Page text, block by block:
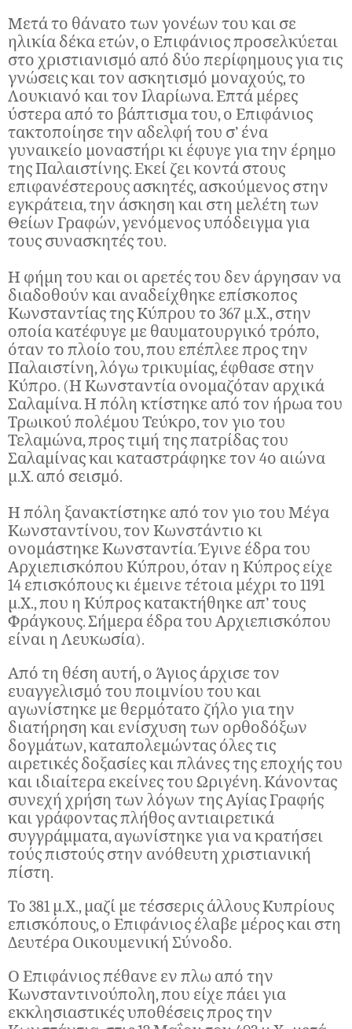
Μετά το θάνατο των γονέων του και σε
ηλικία δέκα ετών, ο Επιφάνιος προσελκύεται
στο χριστιανισμό από δύο περίφημους για τις
γνώσεις και τον ασκητισμό μοναχούς, το
Λουκιανό και τον Ιλαρίωνα. Επτά μέρες
ύστερα από το βάπτισμα του, ο Επιφάνιος
τακτοποίησε την αδελφή του σ’ ένα
γυναικείο μοναστήρι κι έφυγε για την έρημο
της Παλαιστίνης. Εκεί ζει κοντά στους
επιφανέστερους ασκητές, ασκούμενος στην
εγκράτεια, την άσκηση και στη μελέτη των
Θείων Γραφών, γενόμενος υπόδειγμα για
τους συνασκητές του.
Η φήμη του και οι αρετές του δεν άργησαν να
διαδοθούν και αναδείχθηκε επίσκοπος
Κωνσταντίας της Κύπρου το 367 μ.Χ., στην
οποία κατέφυγε με θαυματουργικό τρόπο,
όταν το πλοίο του, που επέπλεε προς την
Παλαιστίνη, λόγω τρικυμίας, έφθασε στην
Κύπρο. (Η Κωνσταντία ονομαζόταν αρχικά
Σαλαμίνα. Η πόλη κτίστηκε από τον ήρωα του
Τρωικού πολέμου Τεύκρο, τον γιο του
Τελαμώνα, προς τιμή της πατρίδας του
Σαλαμίνας και καταστράφηκε τον 4ο αιώνα
μ.Χ. από σεισμό.
Η πόλη ξανακτίστηκε από τον γιο του Μέγα
Κωνσταντίνου, τον Κωνστάντιο κι
ονομάστηκε Κωνσταντία. Έγινε έδρα του
Αρχιεπισκόπου Κύπρου, όταν η Κύπρος είχε
14 επισκόπους κι έμεινε τέτοια μέχρι το 1191
μ.Χ., που η Κύπρος κατακτήθηκε απ’ τους
Φράγκους. Σήμερα έδρα του Αρχιεπισκόπου
είναι η Λευκωσία).
Από τη θέση αυτή, ο Άγιος άρχισε τον
ευαγγελισμό του ποιμνίου του και
αγωνίστηκε με θερμότατο ζήλο για την
διατήρηση και ενίσχυση των ορθοδόξων
δογμάτων, καταπολεμώντας όλες τις
αιρετικές δοξασίες και πλάνες της εποχής του
και ιδιαίτερα εκείνες του Ωριγένη. Κάνοντας
συνεχή χρήση των λόγων της Αγίας Γραφής
και γράφοντας πλήθος αντιαιρετικά
συγγράμματα, αγωνίστηκε για να κρατήσει
τούς πιστούς στην ανόθευτη χριστιανική
πίστη.
Το 381 μ.Χ., μαζί με τέσσερις άλλους Κυπρίους
επισκόπους, ο Επιφάνιος έλαβε μέρος και στη
Δευτέρα Οικουμενική Σύνοδο.
Ο Επιφάνιος πέθανε εν πλω από την
Κωνσταντινούπολη, που είχε πάει για
εκκλησιαστικές υποθέσεις προς την